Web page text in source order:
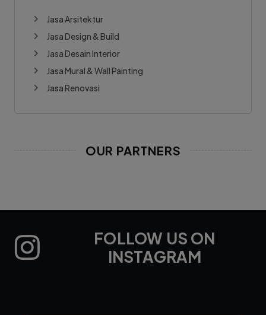
Jasa Arsitektur
Jasa Design & Build
Jasa Desain Interior
Jasa Mural & Wall Painting
Jasa Renovasi
OUR PARTNERS
FOLLOW US ON
INSTAGRAM